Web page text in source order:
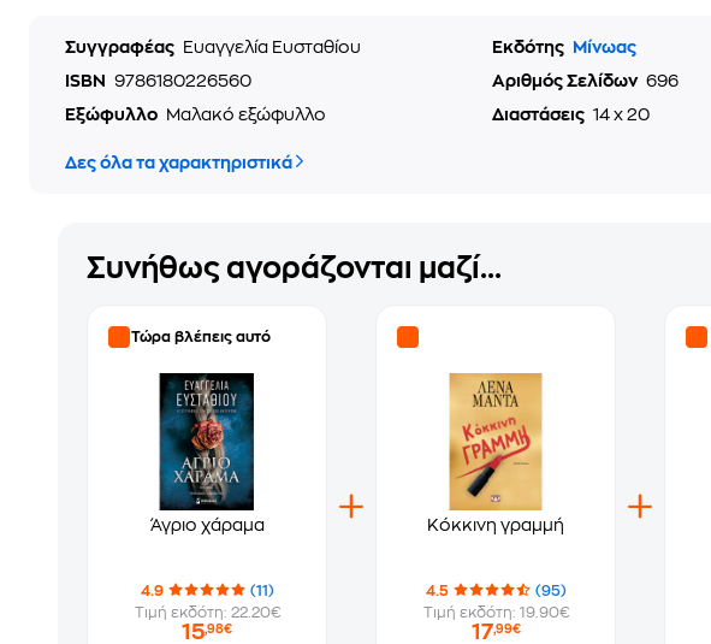
Συγγραφέας Ευαγγελία Ευσταθίου Εκδότης
Μίνωας
ISBN
9786180226560 Αριθμός Σελίδων 696
Εξώφυλλο
Μαλακό εξώφυλλο Διαστάσεις 14 x 20
Δες όλα τα χαρακτηριστικά
Συνήθως αγοράζονται μαζί...
Τώρα βλέπεις αυτό
Άγριο χάραμα
4.9
(11)
Τιμή εκδότη: 22.20€
15,98€
Κόκκινη γραμμή
4.5
(95)
Τιμή εκδότη: 19.90€
17,99€